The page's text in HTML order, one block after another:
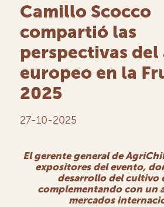
Camillo Scocco
compartió las
perspectivas
europeo en la
2025
27-10-2025
El gerente general de
expositores del evento,
desarrollo del cultivo
complementando con un
mercados